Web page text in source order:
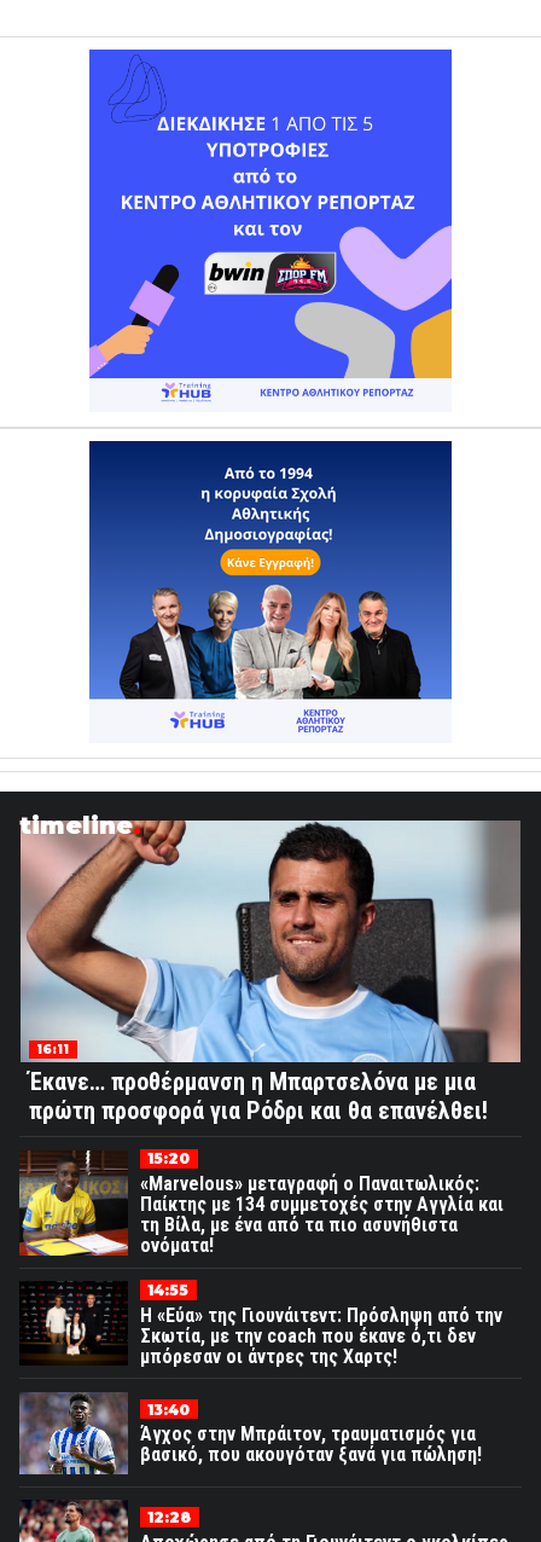
timeline
16:11
Έκανε… προθέρμανση η Μπαρτσελόνα με μια
πρώτη προσφορά για Ρόδρι και θα επανέλθει!
15:20
«Marvelous» μεταγραφή ο Παναιτωλικός:
Παίκτης με 134 συμμετοχές στην Αγγλία και
τη Βίλα, με ένα από τα πιο ασυνήθιστα
ονόματα!
14:55
Η «Εύα» της Γιουνάιτεντ: Πρόσληψη από την
Σκωτία, με την coach που έκανε ό,τι δεν
μπόρεσαν οι άντρες της Χαρτς!
13:40
Άγχος στην Μπράιτον, τραυματισμός για
βασικό, που ακουγόταν ξανά για πώληση!
12:28